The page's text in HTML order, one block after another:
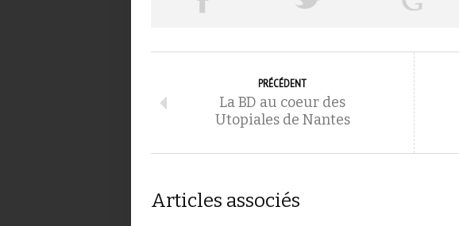
PRÉCÉDENT
La BD au coeur des
Utopiales de Nantes
Articles associés